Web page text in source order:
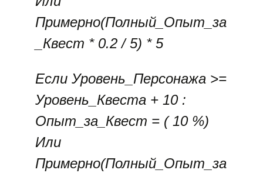
Примерно(Полный_Опыт_за
_Квест * 0.2 / 5) * 5
Если Уровень_Персонажа >=
Уровень_Квеста + 10 :
Опыт_за_Квест = ( 10 %)
Или
Примерно(Полный_Опыт_за